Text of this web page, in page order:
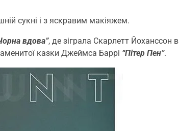
сукні і з яскравим макіяжем.
вдова”, де зіграла Скарлетт Йоханссон в
казки Джеймса Баррі “Пітер Пен”.